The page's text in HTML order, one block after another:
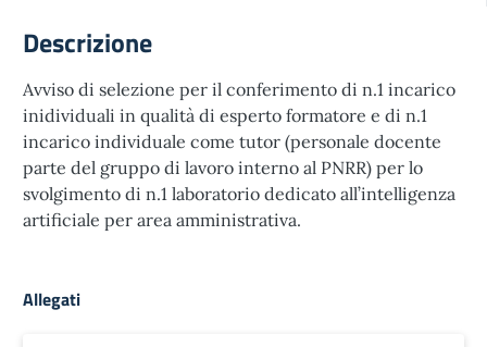
Descrizione
Avviso di selezione per il conferimento di n.1 incarico
inidividuali in qualità di esperto formatore e di n.1
incarico individuale come tutor (personale docente
parte del gruppo di lavoro interno al PNRR) per lo
svolgimento di n.1 laboratorio dedicato all’intelligenza
artificiale per area amministrativa.
Allegati